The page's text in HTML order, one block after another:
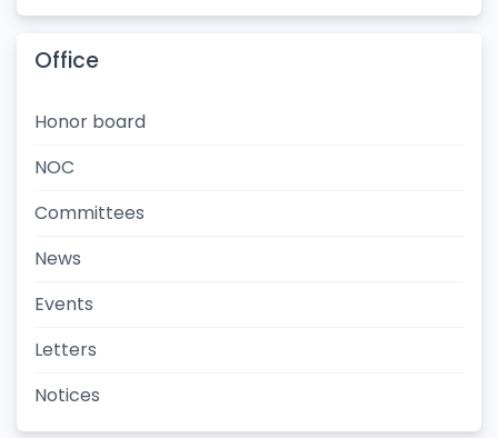
Office
Honor board
NOC
Committees
News
Events
Letters
Notices